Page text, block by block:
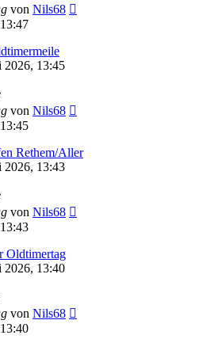
von Nils68
2026, 13:45
von Nils68
Rethem/Aller
2026, 13:43
von Nils68
Oldtimertag
2026, 13:40
von Nils68